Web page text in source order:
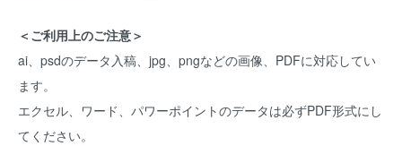
＜ご利用上のご注意＞
ai、psdのデータ入稿、jpg、pngなどの画像、PDFに対応してい
ます。
エクセル、ワード、パワーポイントのデータは必ずPDF形式にし
てください。